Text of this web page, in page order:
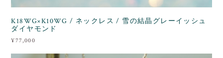
K18WG×K10WG / ネックレス / 雪の結晶グレーイッシュ
ダイヤモンド
¥77,000